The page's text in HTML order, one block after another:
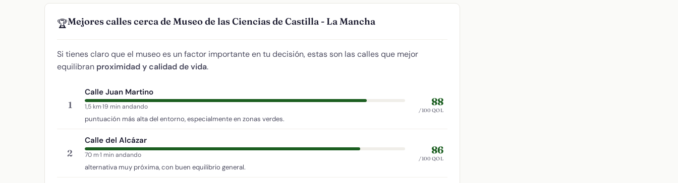
🏆Mejores calles cerca de Museo de las Ciencias de Castilla - La Mancha
Si tienes claro que el museo es un factor importante en tu decisión, estas son las calles que mejor
equilibran proximidad y calidad de vida.
1
Calle Juan Martino
1,5 km·19 min andando
puntuación más alta del entorno, especialmente en zonas verdes.
88
/100 QOL
2
Calle del Alcázar
70 m·1 min andando
alternativa muy próxima, con buen equilibrio general.
86
/100 QOL